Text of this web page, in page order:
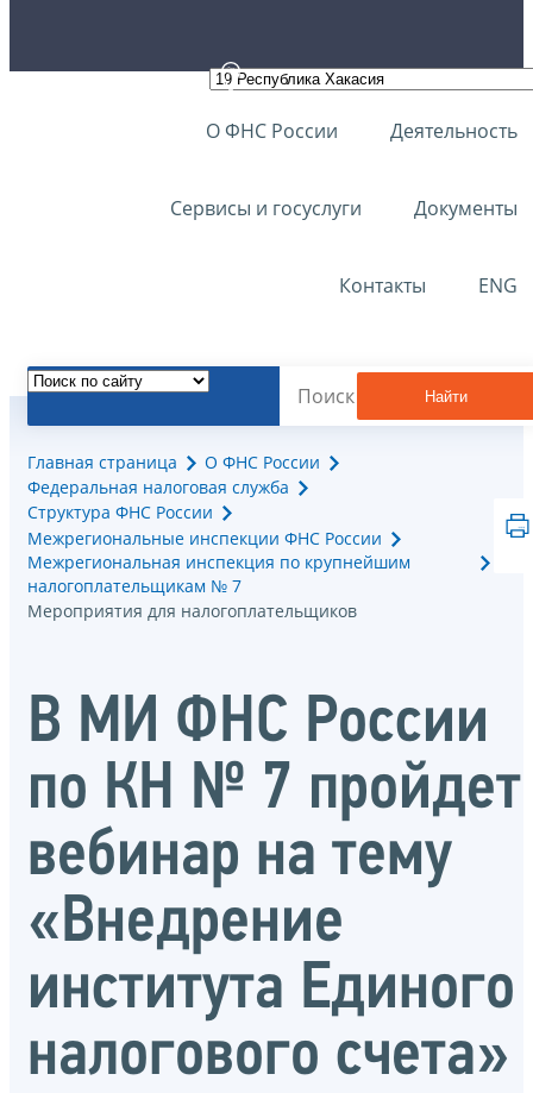
О ФНС России Деятельность
Сервисы и госуслуги Документы
Контакты ENG
Найти
Главная страница
О ФНС России
Федеральная налоговая служба
Структура ФНС России
Межрегиональные инспекции ФНС России
Межрегиональная инспекция по крупнейшим
налогоплательщикам № 7
Мероприятия для налогоплательщиков
В МИ ФНС России
по КН № 7 пройдет
вебинар на тему
«Внедрение
института Единого
налогового счета»